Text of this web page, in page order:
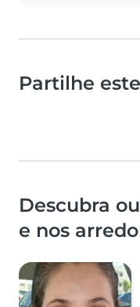
Partilhe
Descubra
e nos